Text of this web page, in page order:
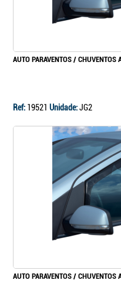
AUTO PARAVENTOS /
Ref: 19521 Unidade:JG2
AUTO PARAVENTOS /